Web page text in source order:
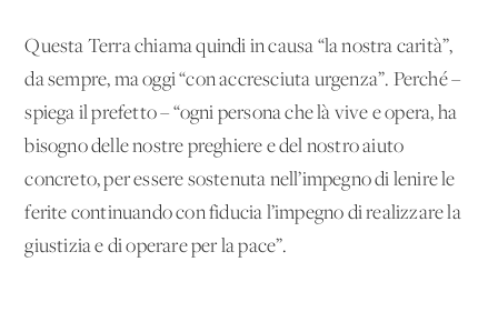
Questa Terra chiama quindi in causa “la nostra carità”,
da sempre, ma oggi “con accresciuta urgenza”. Perché –
spiega il prefetto – “ogni persona che là vive e opera, ha
bisogno delle nostre preghiere e del nostro aiuto
concreto, per essere sostenuta nell’impegno di lenire le
ferite continuando con fiducia l’impegno di realizzare la
giustizia e di operare per la pace”.